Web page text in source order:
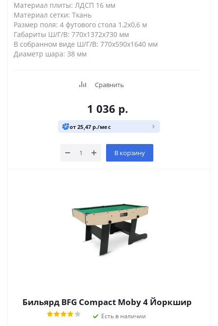
Материал плиты: ЛДСП 16 мм
Материал сетки: Ткань
Размер поля: 4 футового стола 1,2х0,6 м
Габариты Ш/Г/В: 770х1372х730 мм
В собранном виде Ш/Г/В: 770х590х1640 мм
Диаметр шара: 38 мм
Сравнить
1 036 р.
от 25,47 р./мес
В корзину
Бильярд BFG Compact Moby 4 Йоркшир
Есть в наличии